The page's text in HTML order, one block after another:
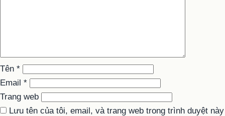
Tên *
Email *
Trang web
Lưu tên của tôi, email, và trang web trong trình duyệt này